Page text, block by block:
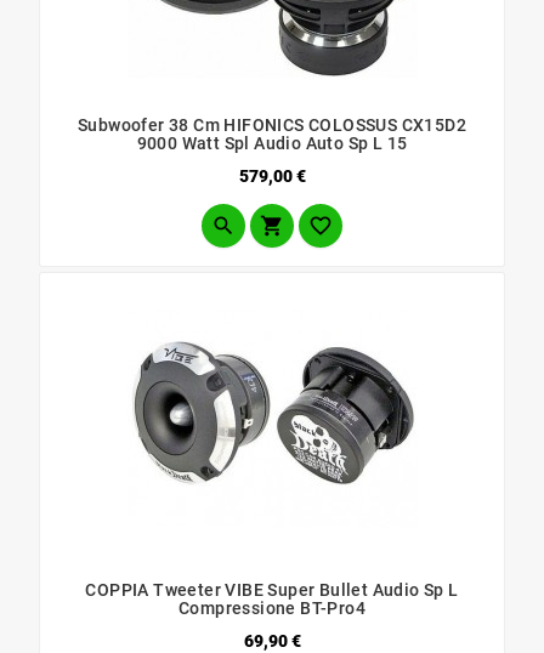
Subwoofer 38 Cm HIFONICS COLOSSUS CX15D2
9000 Watt Spl Audio Auto Sp L 15
579,00 €Prezzo
  
COPPIA Tweeter VIBE Super Bullet Audio Sp L
Compressione BT-Pro4
69,90 €Prezzo